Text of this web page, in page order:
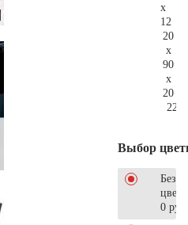
x
12
20
x
90
x
20
Выбор
Без
0 руб.